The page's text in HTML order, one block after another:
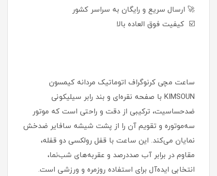
🚀 ارسال سریع و رایگان به سراسر کشور
☑️ کیفیت فوق العاده بالا
ساعت مچی کرنوگراف اتوماتیک مردانه کیمسون
KIMSOUN با صفحه نقره‌ای و بند رابر سیلیکونی
ضدحساسیت، ترکیبی از دقت و راحتی است که موتور
سه‌موتوره و تقویم آن را از پشت شیشه سافایر ضدخش
نمایان می‌کند. این ساعت با قفل رولکسی دو قفله،
مقاوم در برابر آب صددرصد و عقربه‌های شب‌نما،
انتخابی ایده‌آل برای استفاده روزمره و ورزشی است.